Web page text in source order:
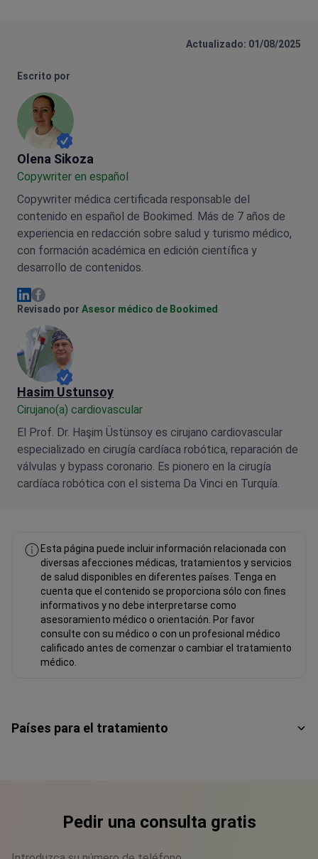
Actualizado: 01/08/2025
Escrito por
Olena Sikoza
Olena Sikoza
Сopywriter en español
Copywriter médica certificada responsable del
contenido en español de Bookimed. Más de 7 años de
experiencia en redacción sobre salud y turismo médico,
con formación académica en edición científica y
desarrollo de contenidos.
Olena Sikoza Linkedin
Olena Sikoza Facebook
Revisado por Asesor médico de Bookimed
Hasim Ustunsoy
Cirujano(a) cardiovascular
El Prof. Dr. Haşim Üstünsoy es cirujano cardiovascular
especializado en cirugía cardíaca robótica, reparación de
válvulas y bypass coronario. Es pionero en la cirugía
cardíaca robótica con el sistema Da Vinci en Turquía.
Esta página puede incluir información relacionada con
diversas afecciones médicas, tratamientos y servicios
de salud disponibles en diferentes países. Tenga en
cuenta que el contenido se proporciona sólo con fines
informativos y no debe interpretarse como
asesoramiento médico o orientación. Por favor
consulte con su médico o con un profesional médico
calificado antes de comenzar o cambiar el tratamiento
médico.
Países para el tratamiento
Pedir una consulta gratis